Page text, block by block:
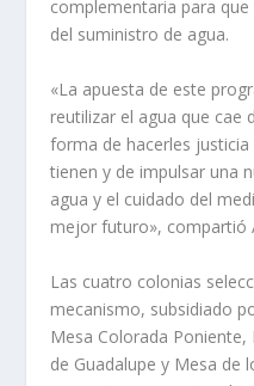
complementaria para
del suministro de agua.
«La apuesta de este
reutilizar el agua que cae
forma de hacerles
tienen y de impulsar una
agua y el cuidado del
mejor futuro», compartió
Las cuatro colonias
mecanismo, subsidiado
Mesa Colorada
de Guadalupe y Mesa de